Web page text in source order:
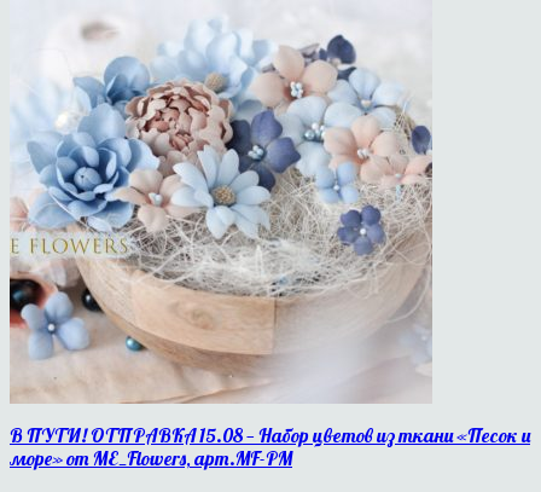
В ПУТИ! ОТПРАВКА 15.08 — Набор цветов из ткани «Песок и
море» от ME_Flowers, арт.MF-PM